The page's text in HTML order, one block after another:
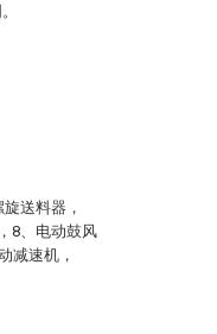
送料器，
8、电动鼓风
减速机，